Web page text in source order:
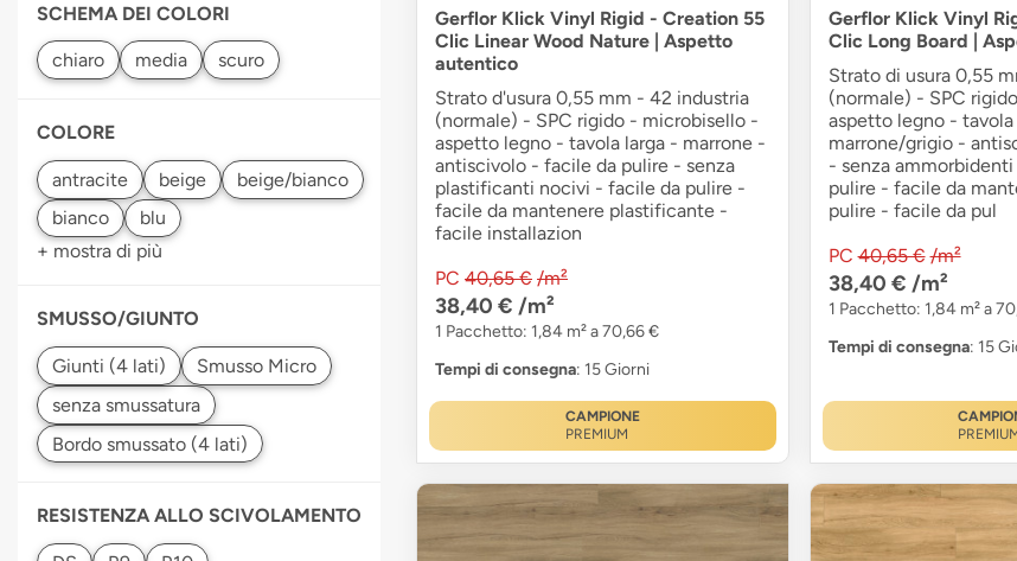
SCHEMA DEI COLORI
COLORE
+ mostra di più
SMUSSO/GIUNTO
RESISTENZA ALLO SCIVOLAMENTO
Gerflor Klick Vinyl Rigid - Creation 55
Clic Linear Wood Nature | Aspetto
autentico
Strato d'usura 0,55 mm - 42 industria
(normale) - SPC rigido - microbisello -
aspetto legno - tavola larga - marrone -
antiscivolo - facile da pulire - senza
plastificanti nocivi - facile da pulire -
facile da mantenere plastificante -
facile installazion
PC 40,65 € /m²
38,40 € /m²
1 Pacchetto: 1,84 m² a 70,66 €
Tempi di consegna: 15 Giorni
CAMPIONE
PREMIUM
Gerflor Klick Vinyl
Clic Long Board |
Strato di usura 0,55
(normale) - SPC
aspetto legno - tavola
marrone/grigio -
- senza
pulire - facile da
pulire - facile da pul
PC 40,65 € /m²
38,40 € /m²
1 Pacchetto: 1,84 m² a
Tempi di consegna: 15